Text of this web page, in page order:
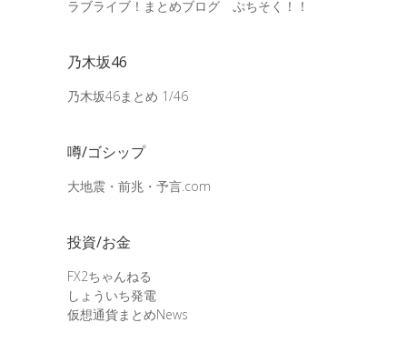
ラブライブ！まとめブログ ぷちそく！！
乃木坂46
乃木坂46まとめ 1/46
噂/ゴシップ
大地震・前兆・予言.com
投資/お金
FX2ちゃんねる
しょういち発電
仮想通貨まとめNews